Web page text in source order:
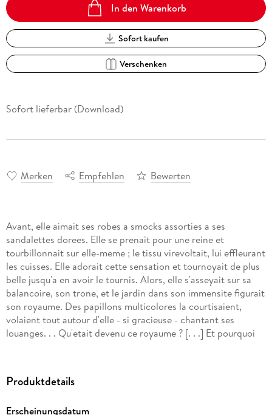
In den Warenkorb
Sofort kaufen
Verschenken
Sofort lieferbar (Download)
Merken Empfehlen Bewerten
Avant, elle aimait ses robes a smocks assorties a ses
sandalettes dorees. Elle se prenait pour une reine et
tourbillonnait sur elle-meme ; le tissu virevoltait, lui effleurant
les cuisses. Elle adorait cette sensation et tournoyait de plus
belle jusqu'a en avoir le tournis. Alors, elle s'asseyait sur sa
balancoire, son trone, et le jardin dans son immensite figurait
son royaume. Des papillons multicolores la courtisaient,
volaient tout autour d'elle - si gracieuse - chantant ses
louanges. . . Qu'etait devenu ce royaume ? [. . .] Et pourquoi
pour qu'elle soit belle. Elle en revait pourtant, mais se
Produktdetails
Erscheinungsdatum